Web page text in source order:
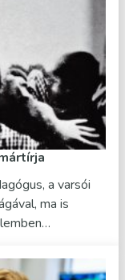
a varsói
ma is